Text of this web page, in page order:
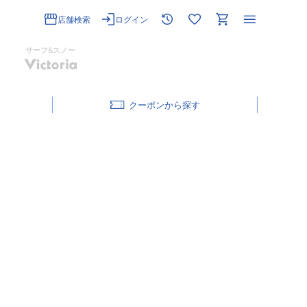
店舗検索 ログイン
サーフ&スノー
クーポン